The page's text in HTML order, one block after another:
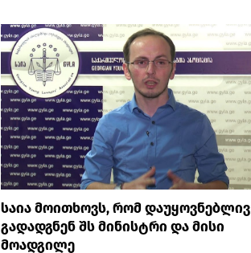
საია მოითხოვს, რომ დაუყოვნებლივ
გადადგნენ შს მინისტრი და მისი
მოადგილე